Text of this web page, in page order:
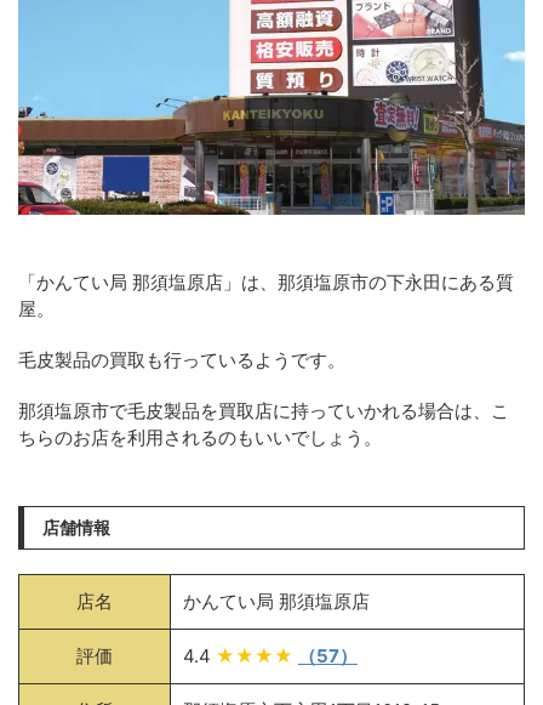
「かんてい局 那須塩原店」は、那須塩原市の下永田にある質
屋。
毛皮製品の買取も行っているようです。
那須塩原市で毛皮製品を買取店に持っていかれる場合は、こ
ちらのお店を利用されるのもいいでしょう。
店舗情報
店名 かんてい局 那須塩原店
評価 4.4 ★★★★ （57）